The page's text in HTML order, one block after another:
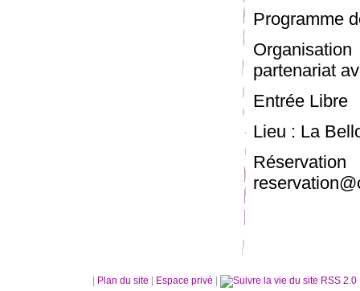
Programme
partenariat
Entrée Libre
Lieu : La
Plan du site Espace privé RSS 2.0